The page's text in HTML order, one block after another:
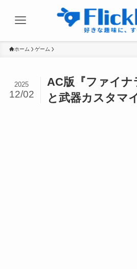
ホーム ゲーム
AC版『ファイナ
と武器カスタマ
2025
12/02